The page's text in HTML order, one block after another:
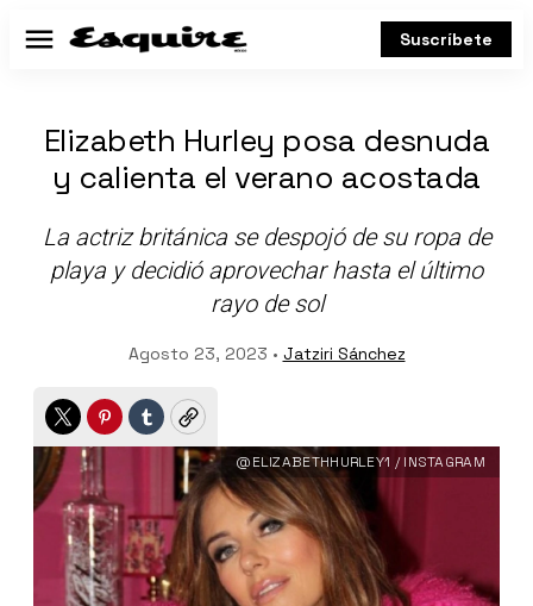
Menú Suscríbete
Elizabeth Hurley posa desnuda
y calienta el verano acostada
La actriz británica se despojó de su ropa de
playa y decidió aprovechar hasta el último
rayo de sol
Agosto 23, 2023 • Jatziri Sánchez
TwitterPinterest
TumblrCopy
@ELIZABETHHURLEY1 / INSTAGRAM